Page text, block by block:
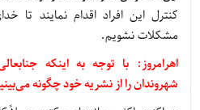
کنترل این افراد اقدام نمایند تا
مشکلات نشویم.
اهرامروز: با توجه به اینکه
شهروندان را از نشریه خود چگونه